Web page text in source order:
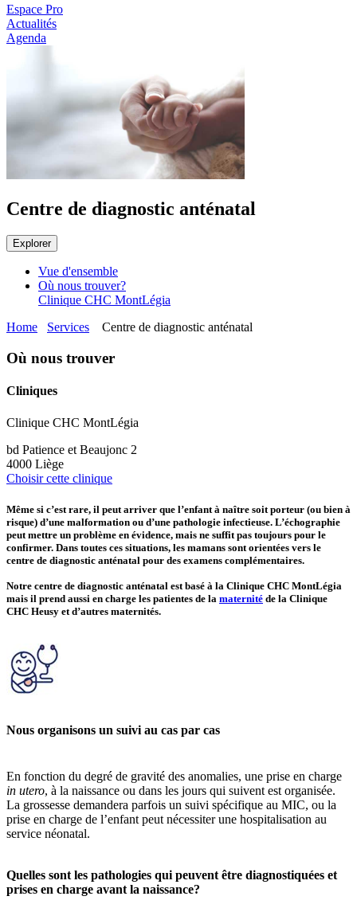
Espace Pro
Actualités
Agenda
Centre de diagnostic anténatal
Explorer
Vue d'ensemble
Où nous trouver?
Clinique CHC MontLégia
Home
Services Centre de diagnostic anténatal
Où nous trouver
Cliniques
Clinique CHC MontLégia
bd Patience et Beaujonc 2
4000 Liège
Choisir cette clinique
Même si c’est rare, il peut arriver que l’enfant à naître soit porteur (ou bien à
risque) d’une malformation ou d’une pathologie infectieuse. L’échographie
peut mettre un problème en évidence, mais ne suffit pas toujours pour le
confirmer. Dans toutes ces situations, les mamans sont orientées vers le
centre de diagnostic anténatal pour des examens complémentaires.
Notre centre de diagnostic anténatal est basé à la Clinique CHC MontLégia
mais il prend aussi en charge les patientes de la maternité de la Clinique
CHC Heusy et d’autres maternités.
Nous organisons un suivi au cas par cas
En fonction du degré de gravité des anomalies, une prise en charge
in utero, à la naissance ou dans les jours qui suivent est organisée.
La grossesse demandera parfois un suivi spécifique au MIC, ou la
prise en charge de l’enfant peut nécessiter une hospitalisation au
service néonatal.
Quelles sont les pathologies qui peuvent être diagnostiquées et
prises en charge avant la naissance?